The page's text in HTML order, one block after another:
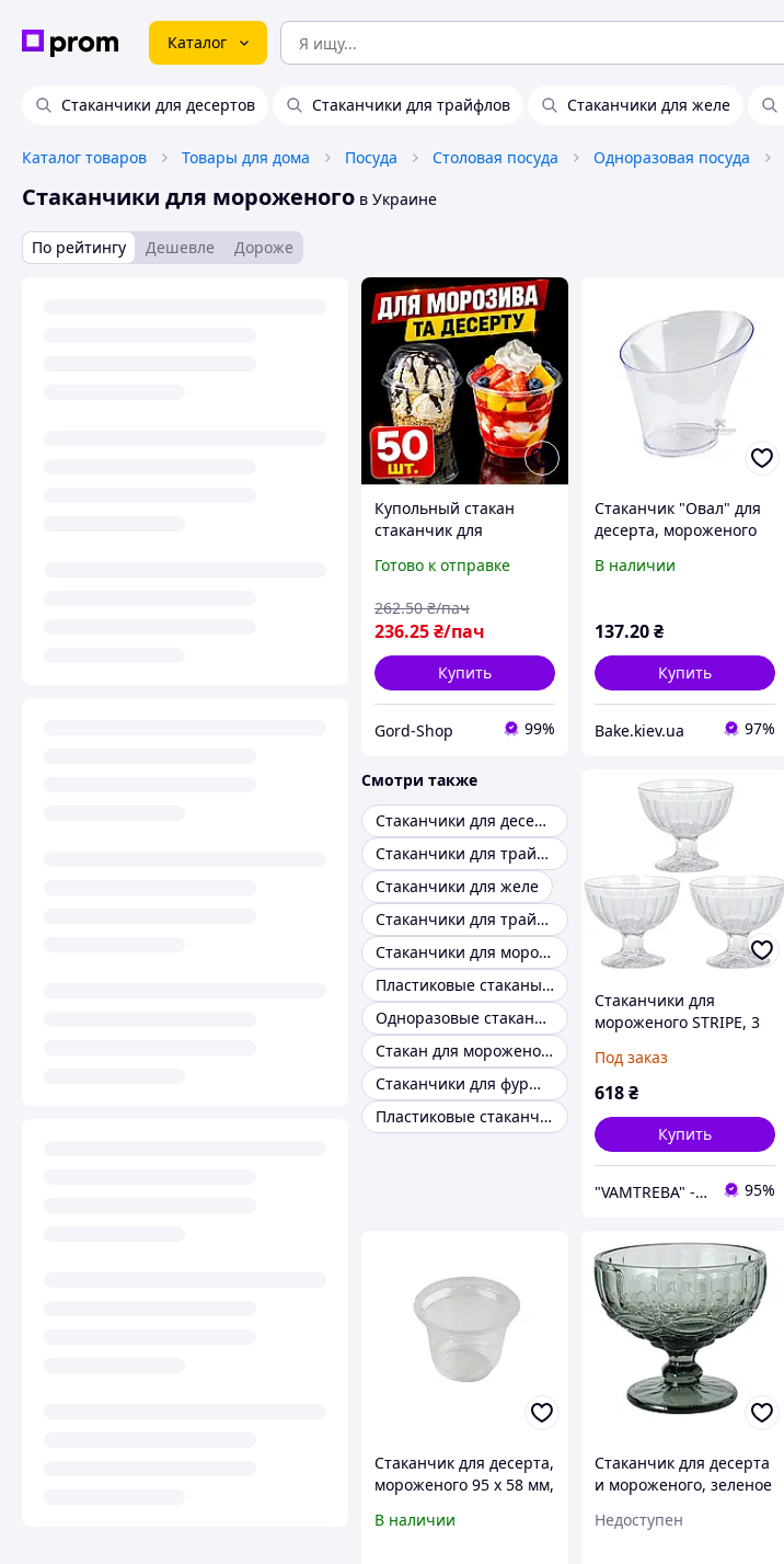
Каталог
Стаканчики для десертов Стаканчики для трайфлов Стаканчики для желе
Каталог товаров Товары для дома Посуда Столовая посуда Одноразовая посуда
Стаканчики для мороженого в Украине
По рейтингу Дешевле Дороже
Купольный стакан
стаканчик для
180мл 50шт с крышкой
пластиковый
контейнер для
трайфлов
Готово к отправке
236.25₴/пач
262.50 ₴/пач
Купить
Gord-Shop 99%
Стаканчик "Овал" для
десерта, мороженого
В наличии
137.20₴
Купить
Bake.kiev.ua 97%
Смотри также
Стаканчики для десертов
Стаканчики для трайфлов
Стаканчики для желе
Стаканчики для трайфлов с крышкой
Стаканчики для морозива
Пластиковые стаканы для десертов
Одноразовые стаканы для десертов
Стакан для мороженого
Стаканчики для фуршета
Пластиковые стаканчики для мороженого
Стаканчики для
мороженого STRIPE, 3
Под заказ
618₴
Купить
"VAMTREBA" - интерьеры мечт теперь доступны для всех! Вы найдете здесь все из ИК! 95%
Стаканчик для десерта,
мороженого 95 х 58 мм,
В наличии
Стаканчик для десерта
и мороженого, зеленое
Недоступен